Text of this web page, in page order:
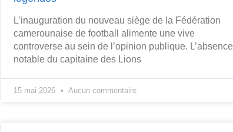
L’inauguration du nouveau siège de la Fédération
camerounaise de football alimente une vive
controverse au sein de l’opinion publique. L’absence
notable du capitaine des Lions
15 mai 2026 Aucun commentaire